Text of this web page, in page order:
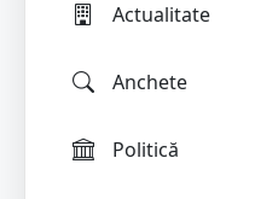
Actualitate
Anchete
Politică